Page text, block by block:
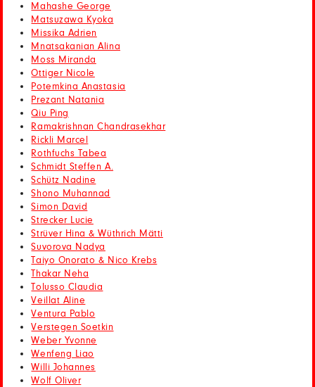
Mahashe George
Matsuzawa Kyoka
Missika Adrien
Mnatsakanian Alina
Moss Miranda
Ottiger Nicole
Potemkina Anastasia
Prezant Natania
Qiu Ping
Ramakrishnan Chandrasekhar
Rickli Marcel
Rothfuchs Tabea
Schmidt Steffen A.
Schütz Nadine
Shono Muhannad
Simon David
Strecker Lucie
Strüver Hina & Wüthrich Mätti
Suvorova Nadya
Taiyo Onorato & Nico Krebs
Thakar Neha
Tolusso Claudia
Veillat Aline
Ventura Pablo
Verstegen Soetkin
Weber Yvonne
Wenfeng Liao
Willi Johannes
Wolf Oliver